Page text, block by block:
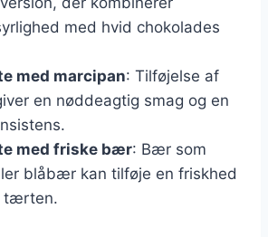
med hvid chokolades
med marcipan: Tilføjelse af
en nøddeagtig smag og en
med friske bær: Bær som
blåbær kan tilføje en friskhed
tærten.